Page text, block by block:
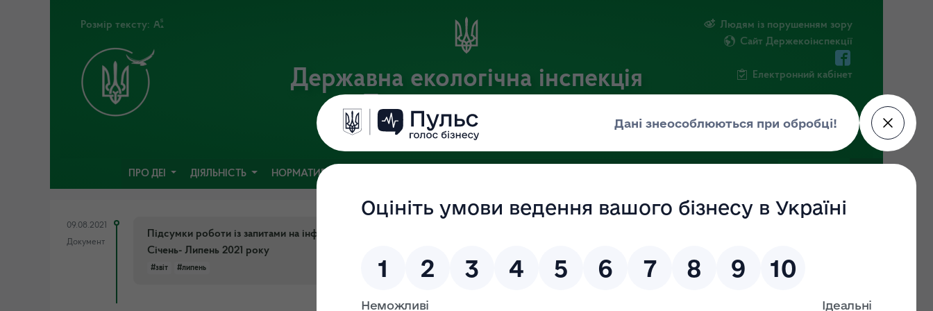
Розмір тексту:
Державна екологічна інспекція
Поліського округу
Офіційний веб-портал
Людям із порушенням зору
Сайт Держекоінспекції
Електронний кабінет
ПРО ДЕІ ДІЯЛЬНІСТЬ НОРМАТИВНА БАЗА
09.08.2021
Документ
Підсумки роботи із запитами на інформацію у Державній екологічній інспекції Поліського округу за
Січень- Липень 2021 року
#звіт #липень